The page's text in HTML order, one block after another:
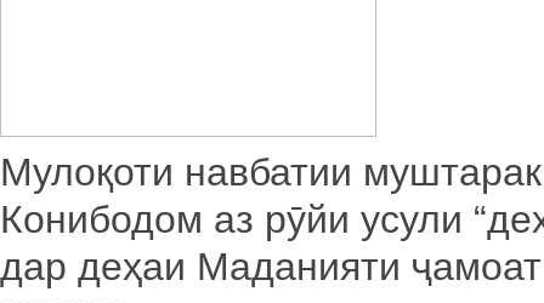
Мулоқоти навбатии
Конибодом аз рӯйи усули
дар деҳаи Маданияти